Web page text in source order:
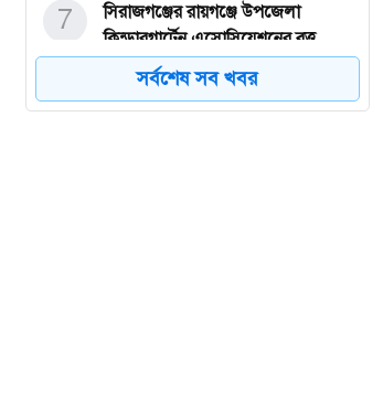
সিরাজগঞ্জের রায়গঞ্জে উপজেলা
কিন্ডারগার্টেন এসোসিয়েশনের বৃত্ত
7
রবি মৌসুমে পার্বতীপুরে ক্ষুদ্র কৃষকদের
8
সর্বশেষ সব খবর